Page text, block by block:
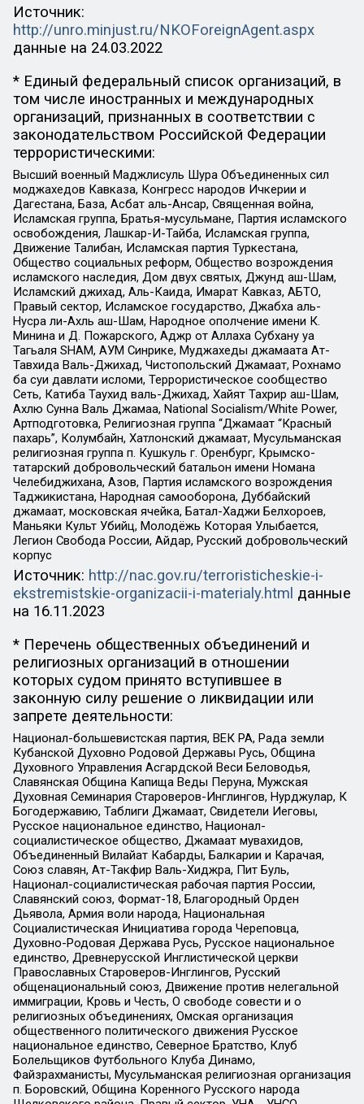
Источник:
http://unro.minjust.ru/NKOForeignAgent.aspx
данные на 24.03.2022
* Единый федеральный список организаций, в
том числе иностранных и международных
организаций, признанных в соответствии с
законодательством Российской Федерации
террористическими:
Высший военный Маджлисуль Шура Объединенных сил
моджахедов Кавказа, Конгресс народов Ичкерии и
Дагестана, База, Асбат аль-Ансар, Священная война,
Исламская группа, Братья-мусульмане, Партия исламского
освобождения, Лашкар-И-Тайба, Исламская группа,
Движение Талибан, Исламская партия Туркестана,
Общество социальных реформ, Общество возрождения
исламского наследия, Дом двух святых, Джунд аш-Шам,
Исламский джихад, Аль-Каида, Имарат Кавказ, АБТО,
Правый сектор, Исламское государство, Джабха аль-
Нусра ли-Ахль аш-Шам, Народное ополчение имени К.
Минина и Д. Пожарского, Аджр от Аллаха Субхану уа
Тагьаля SHAM, АУМ Синрике, Муджахеды джамаата Ат-
Тавхида Валь-Джихад, Чистопольский Джамаат, Рохнамо
ба суи давлати исломи, Террористическое сообщество
Сеть, Катиба Таухид валь-Джихад, Хайят Тахрир аш-Шам,
Ахлю Сунна Валь Джамаа, National Socialism/White Power,
Артподготовка, Религиозная группа “Джамаат “Красный
пахарь”, Колумбайн, Хатлонский джамаат, Мусульманская
религиозная группа п. Кушкуль г. Оренбург, Крымско-
татарский добровольческий батальон имени Номана
Челебиджихана, Азов, Партия исламского возрождения
Таджикистана, Народная самооборона, Дуббайский
джамаат, московская ячейка, Батал-Хаджи Белхороев,
Маньяки Культ Убийц, Молодёжь Которая Улыбается,
Легион Свобода России, Айдар, Русский добровольческий
корпус
Источник: http://nac.gov.ru/terroristicheskie-i-
ekstremistskie-organizacii-i-materialy.html данные
на 16.11.2023
* Перечень общественных объединений и
религиозных организаций в отношении
которых судом принято вступившее в
законную силу решение о ликвидации или
запрете деятельности:
Национал-большевистская партия, ВЕК РА, Рада земли
Кубанской Духовно Родовой Державы Русь, Община
Духовного Управления Асгардской Веси Беловодья,
Славянская Община Капища Веды Перуна, Мужская
Духовная Семинария Староверов-Инглингов, Нурджулар, К
Богодержавию, Таблиги Джамаат, Свидетели Иеговы,
Русское национальное единство, Национал-
социалистическое общество, Джамаат мувахидов,
Объединенный Вилайат Кабарды, Балкарии и Карачая,
Союз славян, Ат-Такфир Валь-Хиджра, Пит Буль,
Национал-социалистическая рабочая партия России,
Славянский союз, Формат-18, Благородный Орден
Дьявола, Армия воли народа, Национальная
Социалистическая Инициатива города Череповца,
Духовно-Родовая Держава Русь, Русское национальное
единство, Древнерусской Инглистической церкви
Православных Староверов-Инглингов, Русский
общенациональный союз, Движение против нелегальной
иммиграции, Кровь и Честь, О свободе совести и о
религиозных объединениях, Омская организация
общественного политического движения Русское
национальное единство, Северное Братство, Клуб
Болельщиков Футбольного Клуба Динамо,
Файзрахманисты, Мусульманская религиозная организация
п. Боровский, Община Коренного Русского народа